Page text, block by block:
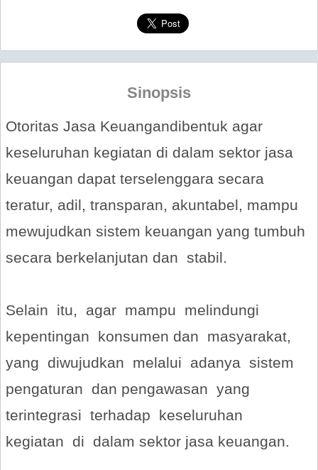
Sinopsis
Otoritas Jasa Keuangandibentuk agar
keseluruhan kegiatan di dalam sektor jasa
keuangan dapat terselenggara secara
teratur, adil, transparan, akuntabel, mampu
mewujudkan sistem keuangan yang tumbuh
secara berkelanjutan dan stabil.
Selain itu, agar mampu melindungi
kepentingan konsumen dan masyarakat,
yang diwujudkan melalui adanya sistem
pengaturan dan pengawasan yang
terintegrasi terhadap keseluruhan
kegiatan di dalam sektor jasa keuangan.